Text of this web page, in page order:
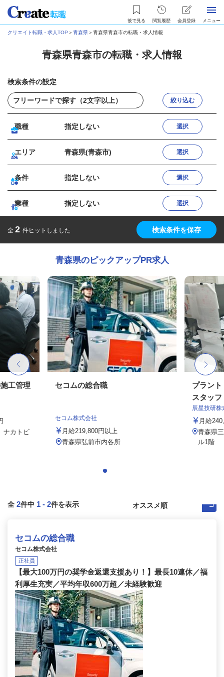
後で見る 閲覧履歴 会員登録 メニュー
クリエイト転職・求人TOP ＞青森県＞青森県青森市の転職・求人情報
青森県青森市の転職・求人情報
検索条件の設定
絞り込む
職種 指定しない 選択
エリア 青森県(青森市) 選択
条件 指定しない 選択
業種 指定しない 選択
全 2 件ヒットしました 検索条件を保存
青森県のピックアップPR求人
工管理
ナカトビ
セコムの総合職
セコム株式会社
月給219,800円以上
青森県弘前市内各所
プラン
スタッフ
辰星技研
月給
青森県
ル1階
全 2件中 1 - 2件を表示
セコムの総合職
セコム株式会社
正社員
【最大100万円の奨学金返還支援あり！】最長10連休／福
利厚生充実／平均年収600万超／未経験歓迎